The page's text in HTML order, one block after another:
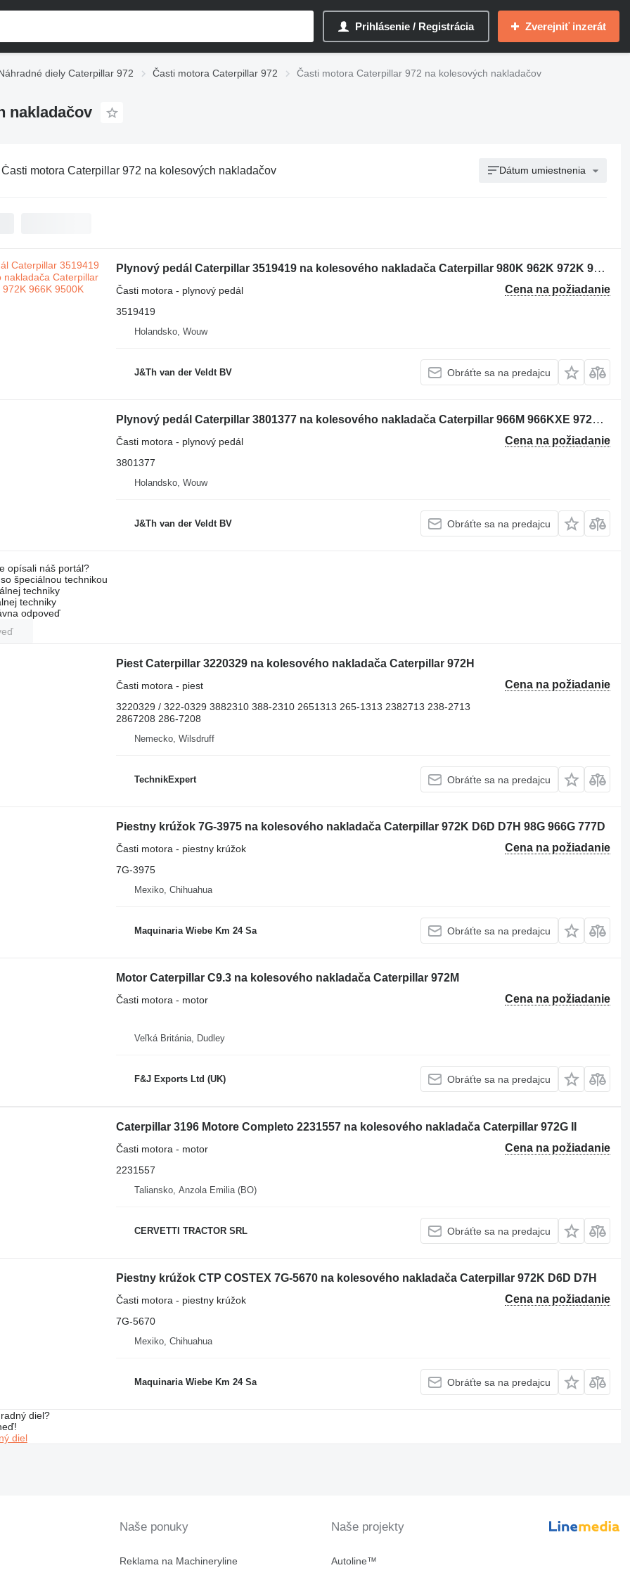
Prihlásenie / Registrácia Zverejniť inzerát
diely Caterpillar 972 Časti motora Caterpillar 972 Časti motora Caterpillar 972 na kolesových nakladačov
nakladačov
Časti motora Caterpillar 972 na kolesových nakladačov Dátum umiestnenia
Plynový pedál Caterpillar 3519419 na kolesového nakladača Caterpillar 980K 962K 972K 966K 9500K
Cena na požiadanie
Časti motora - plynový pedál
3519419
Holandsko, Wouw
J&Th van der Veldt BV Obráťte sa na predajcu
Plynový pedál Caterpillar 3801377 na kolesového nakladača Caterpillar 966M 966KXE 972MXE 966MXE
Cena na požiadanie
Časti motora - plynový pedál
3801377
Holandsko, Wouw
J&Th van der Veldt BV Obráťte sa na predajcu
opísali náš portál?
špeciálnou technikou
techniky
techniky
odpoveď
Piest Caterpillar 3220329 na kolesového nakladača Caterpillar 972H
Cena na požiadanie
Časti motora - piest
3220329 / 322-0329 3882310 388-2310 2651313 265-1313 2382713 238-2713
2867208 286-7208
Nemecko, Wilsdruff
TechnikExpert Obráťte sa na predajcu
Piestny krúžok 7G-3975 na kolesového nakladača Caterpillar 972K D6D D7H 98G 966G 777D
Cena na požiadanie
Časti motora - piestny krúžok
7G-3975
Mexiko, Chihuahua
Maquinaria Wiebe Km 24 Sa Obráťte sa na predajcu
Motor Caterpillar C9.3 na kolesového nakladača Caterpillar 972M
Cena na požiadanie
Časti motora - motor
Veľká Británia, Dudley
F&J Exports Ltd (UK) Obráťte sa na predajcu
Caterpillar 3196 Motore Completo 2231557 na kolesového nakladača Caterpillar 972G II
Cena na požiadanie
Časti motora - motor
2231557
Taliansko, Anzola Emilia (BO)
CERVETTI TRACTOR SRL Obráťte sa na predajcu
Piestny krúžok CTP COSTEX 7G-5670 na kolesového nakladača Caterpillar 972K D6D D7H
Cena na požiadanie
Časti motora - piestny krúžok
7G-5670
Mexiko, Chihuahua
Maquinaria Wiebe Km 24 Sa Obráťte sa na predajcu
diel?
diel
Naše ponuky
Reklama na Machineryline
Naše projekty
Autoline™